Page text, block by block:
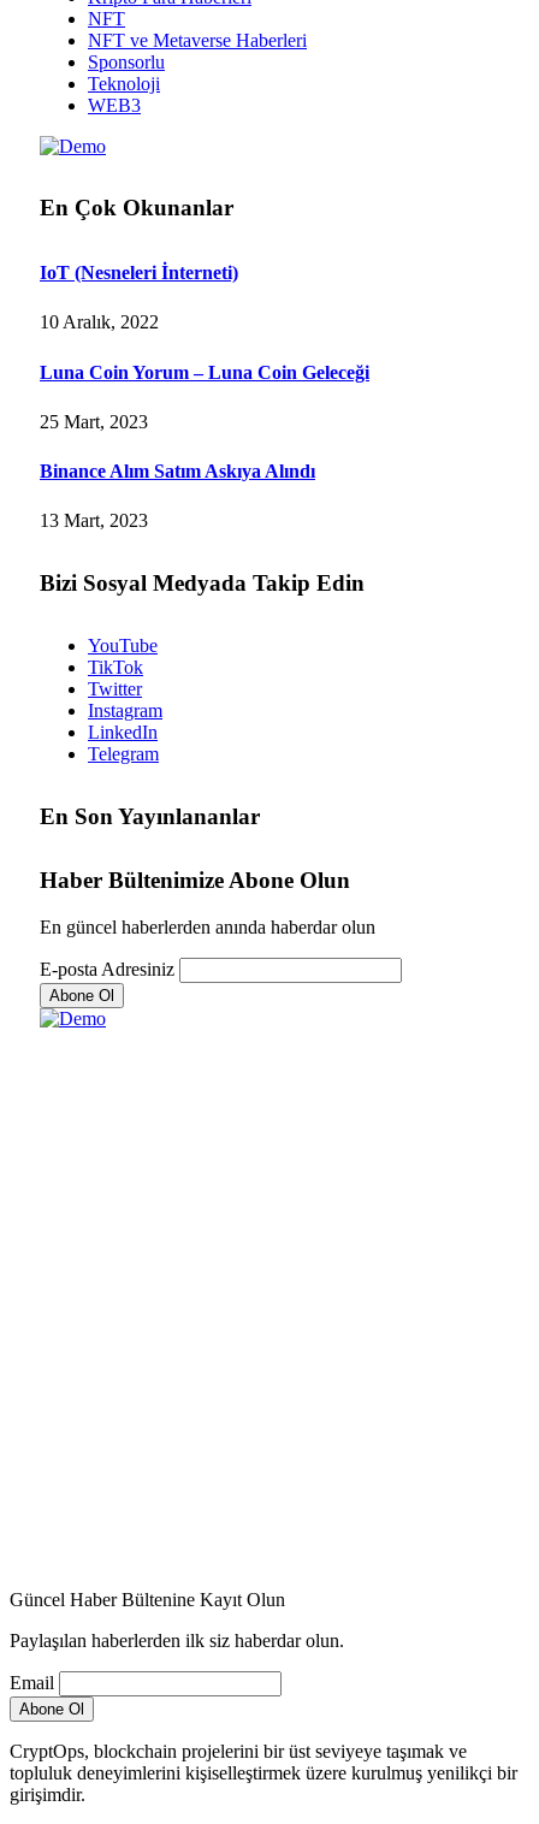
NFT
NFT ve Metaverse Haberleri
Sponsorlu
Teknoloji
WEB3
En Çok Okunanlar
IoT (Nesneleri İnterneti)
10 Aralık, 2022
Luna Coin Yorum – Luna Coin Geleceği
25 Mart, 2023
Binance Alım Satım Askıya Alındı
13 Mart, 2023
Bizi Sosyal Medyada Takip Edin
YouTube
TikTok
Twitter
Instagram
LinkedIn
Telegram
En Son Yayınlananlar
Haber Bültenimize Abone Olun
En güncel haberlerden anında haberdar olun
E-posta Adresiniz
Güncel Haber Bültenine Kayıt Olun
Paylaşılan haberlerden ilk siz haberdar olun.
Email
CryptOps, blockchain projelerini bir üst seviyeye taşımak ve
topluluk deneyimlerini kişiselleştirmek üzere kurulmuş yenilikçi bir
girişimdir.